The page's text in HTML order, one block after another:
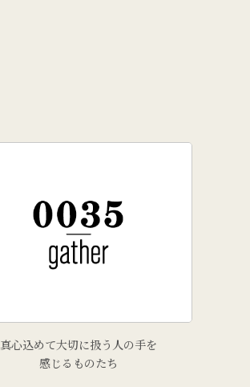
真心込めて大切に扱う人の手を
感じるものたち